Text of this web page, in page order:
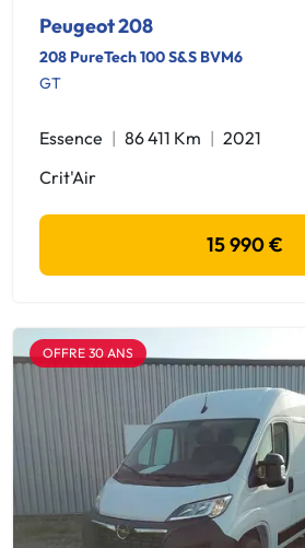
Peugeot 208
208 PureTech 100 S&S BVM6
GT
Essence 86 411 Km
2021
Crit'Air
15 990 €
OFFRE 30 ANS